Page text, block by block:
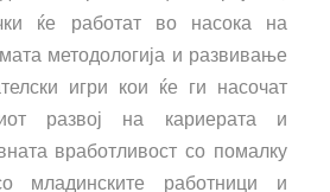
ќе работат во насока на
методологија и развивање
игри кои ќе ги насочат
развој на кариерата и
вработливост со помалку
младинските работници и